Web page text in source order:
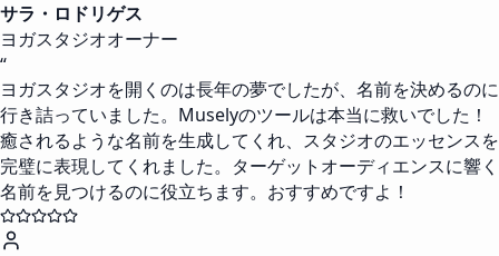
サラ・ロドリゲス
ヨガスタジオオーナー
“
ヨガスタジオを開くのは長年の夢でしたが、名前を決めるのに
行き詰っていました。Muselyのツールは本当に救いでした！
癒されるような名前を生成してくれ、スタジオのエッセンスを
完璧に表現してくれました。ターゲットオーディエンスに響く
名前を見つけるのに役立ちます。おすすめですよ！